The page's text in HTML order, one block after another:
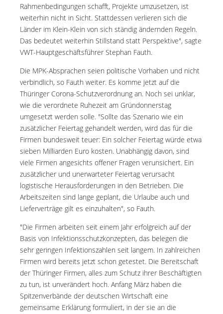
Rahmenbedingungen schafft, Projekte umzusetzen, ist
weiterhin nicht in Sicht. Stattdessen verlieren sich die
Länder im Klein-Klein von sich ständig ändernden Regeln.
Das bedeutet weiterhin Stillstand statt Perspektive", sagte
VWT-Hauptgeschäftsführer Stephan Fauth.
Die MPK-Absprachen seien politische Vorhaben und nicht
verbindlich, so Fauth weiter. Es komme jetzt auf die
Thüringer Corona-Schutzverordnung an. Noch sei unklar,
wie die verordnete Ruhezeit am Gründonnerstag
umgesetzt werden solle. "Sollte das Szenario wie ein
zusätzlicher Feiertag gehandelt werden, wird das für die
Firmen bundesweit teuer: Ein solcher Feiertag würde etwa
sieben Milliarden Euro kosten. Unabhängig davon, sind
viele Firmen angesichts offener Fragen verunsichert. Ein
zusätzlicher und unerwarteter Feiertag verursacht
logistische Herausforderungen in den Betrieben. Die
Arbeitszeiten sind lange geplant, die Urlaube auch und
Lieferverträge gilt es einzuhalten", so Fauth.
"Die Firmen arbeiten seit einem Jahr erfolgreich auf der
Basis von Infektionsschutzkonzepten, das belegen die
sehr geringen Infektionszahlen seit langem. In zahlreichen
Firmen wird bereits jetzt schon getestet. Die Bereitschaft
der Thüringer Firmen, alles zum Schutz ihrer Beschäftigten
zu tun, ist unverändert hoch. Anfang März haben die
Spitzenverbände der deutschen Wirtschaft eine
gemeinsame Erklärung formuliert, in der sie an die